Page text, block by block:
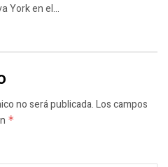
York en el...
no será publicada.Los campos
*